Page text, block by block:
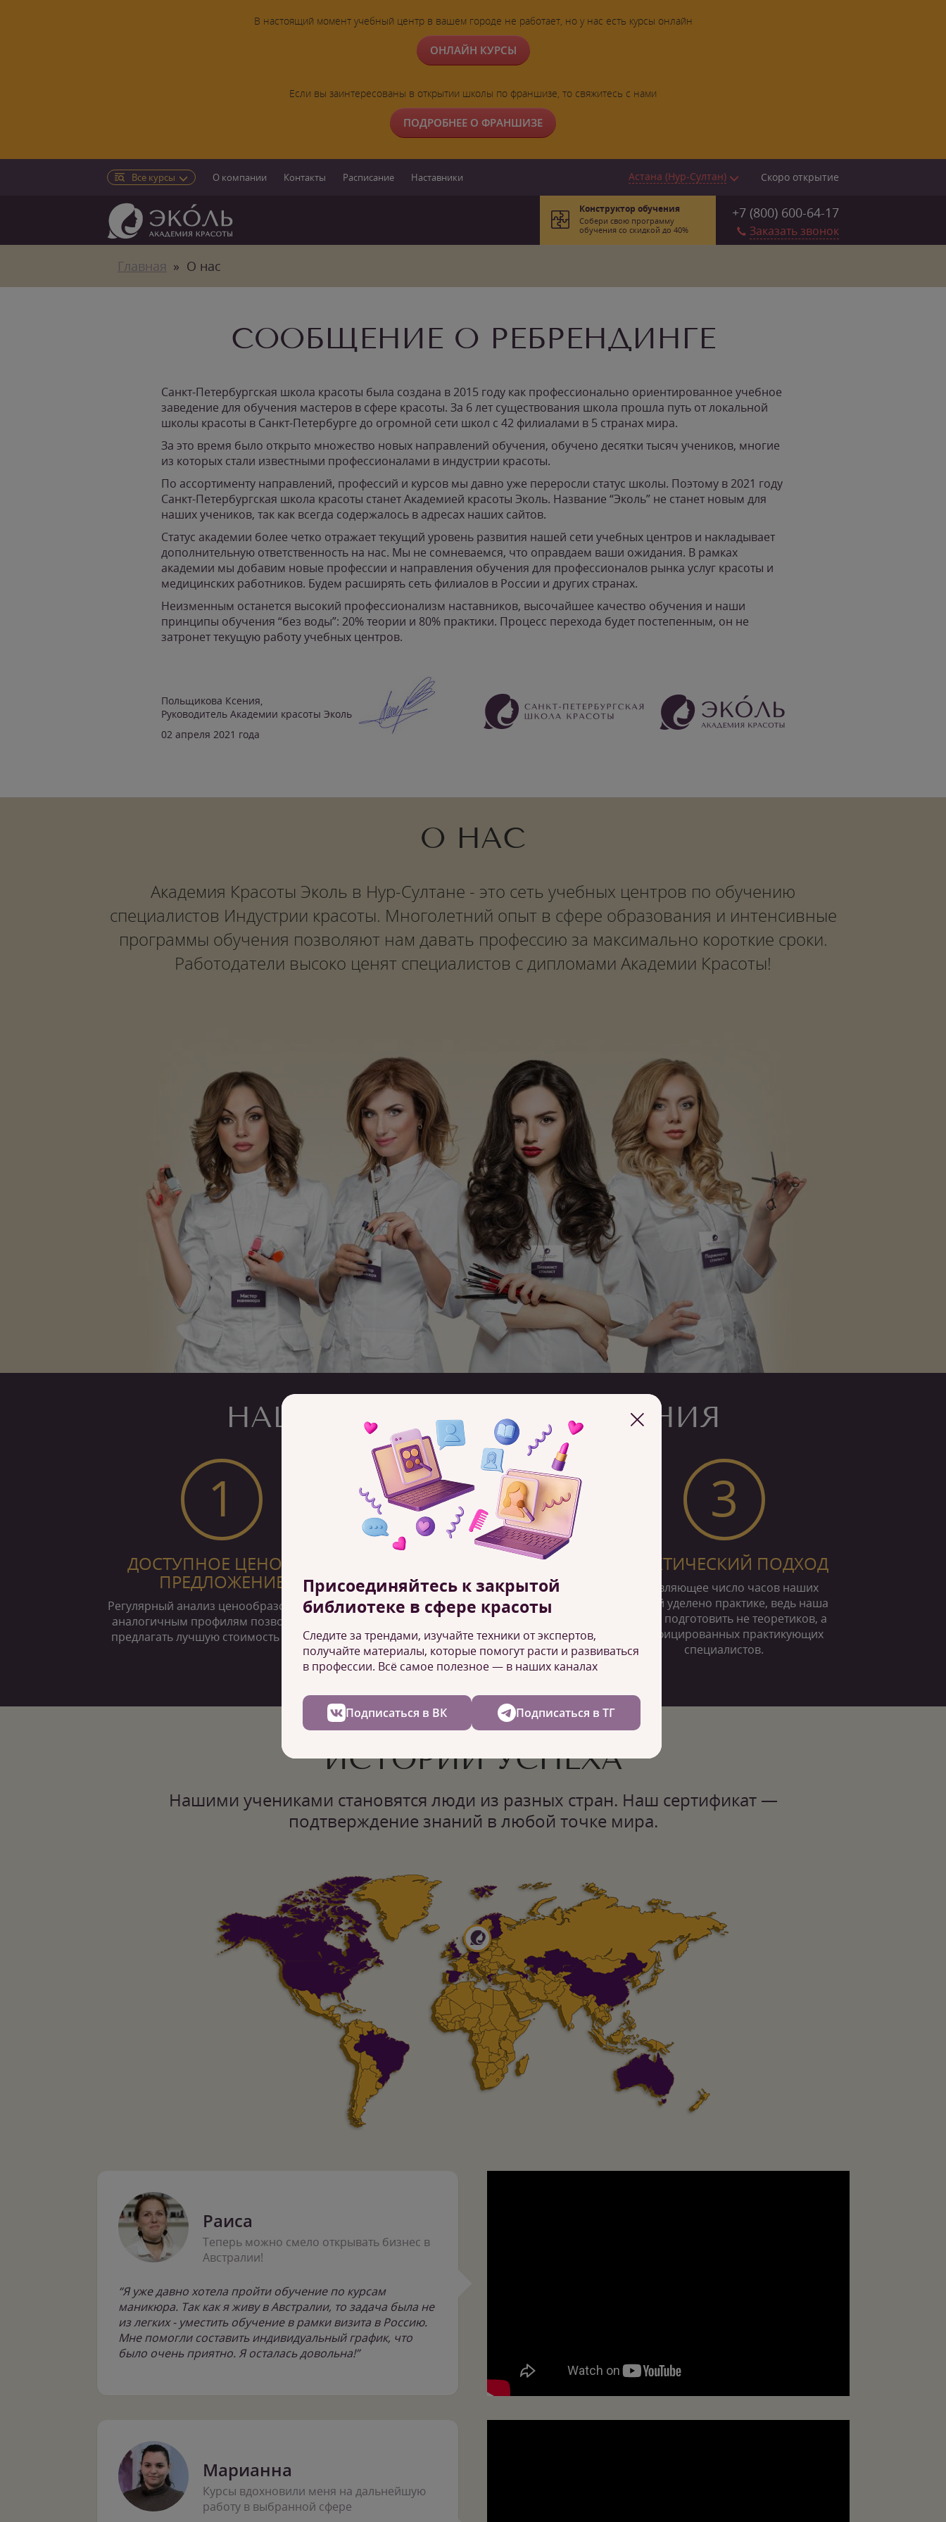
В настоящий момент учебный центр в вашем городе не работает, но у нас есть курсы онлайн
ОНЛАЙН КУРСЫ
Если вы заинтересованы в открытии школы по франшизе, то свяжитесь с нами
ПОДРОБНЕЕ О ФРАНШИЗЕ
Все курсы О компании Контакты Расписание Наставники Астана (Нур-Султан) Скоро открытие
+7 (800) 600-64-17
Заказать звонок
Конструктор обучения
Собери свою программу
обучения со скидкой до 40%
Главная О нас
СООБЩЕНИЕ О РЕБРЕНДИНГЕ
Санкт-Петербургская школа красоты была создана в 2015 году как профессионально ориентированное учебное
заведение для обучения мастеров в сфере красоты. За 6 лет существования школа прошла путь от локальной
школы красоты в Санкт-Петербурге до огромной сети школ с 42 филиалами в 5 странах мира.
За это время было открыто множество новых направлений обучения, обучено десятки тысяч учеников, многие
из которых стали известными профессионалами в индустрии красоты.
По ассортименту направлений, профессий и курсов мы давно уже переросли статус школы. Поэтому в 2021 году
Санкт-Петербургская школа красоты станет Академией красоты Эколь. Название “Эколь” не станет новым для
наших учеников, так как всегда содержалось в адресах наших сайтов.
Статус академии более четко отражает текущий уровень развития нашей сети учебных центров и накладывает
дополнительную ответственность на нас. Мы не сомневаемся, что оправдаем ваши ожидания. В рамках
академии мы добавим новые профессии и направления обучения для профессионалов рынка услуг красоты и
медицинских работников. Будем расширять сеть филиалов в России и других странах.
Неизменным останется высокий профессионализм наставников, высочайшее качество обучения и наши
принципы обучения “без воды”: 20% теории и 80% практики. Процесс перехода будет постепенным, он не
затронет текущую работу учебных центров.
Польщикова Ксения,
Руководитель Академии красоты Эколь
02 апреля 2021 года
О НАС
Академия Красоты Эколь в Нур-Султане - это сеть учебных центров по обучению
специалистов Индустрии красоты. Многолетний опыт в сфере образования и интенсивные
программы обучения позволяют нам давать профессию за максимально короткие сроки.
Работодатели высоко ценят специалистов с дипломами Академии Красоты!
НАШИ ПРИНЦИПЫ ОБУЧЕНИЯ
1
ДОСТУПНОЕ ЦЕНОВОЕ
ПРЕДЛОЖЕНИЕ
Регулярный анализ ценообразования по
аналогичным профилям позволяет нам
предлагать лучшую стоимость в городе!
2
СОВРЕМЕННЫЕ СТАНДАРТЫ
ОБУЧЕНИЯ
Мы выбираем только актуальные
образовательные программы и
используем в работе новейшее
оборудование.
3
ПРАКТИЧЕСКИЙ ПОДХОД
Подавляющее число часов наших
занятий уделено практике, ведь наша
цель — подготовить не теоретиков, а
квалифицированных практикующих
специалистов.
ИСТОРИИ УСПЕХА
Нашими учениками становятся люди из разных стран. Наш сертификат —
подтверждение знаний в любой точке мира.
Раиса
Теперь можно смело открывать бизнес в
Австралии!
“Я уже давно хотела пройти обучение по курсам
маникюра. Так как я живу в Австралии, то задача была не
из легких - уместить обучение в рамки визита в Россию.
Мне помогли составить индивидуальный график, что
было очень приятно. Я осталась довольна!”
Марианна
Курсы вдохновили меня на дальнейшую
работу в выбранной сфере
Присоединяйтесь к закрытой
библиотеке в сфере красоты
Следите за трендами, изучайте техники от экспертов,
получайте материалы, которые помогут расти и развиваться
в профессии. Всё самое полезное — в наших каналах
Подписаться в ВК Подписаться в ТГ